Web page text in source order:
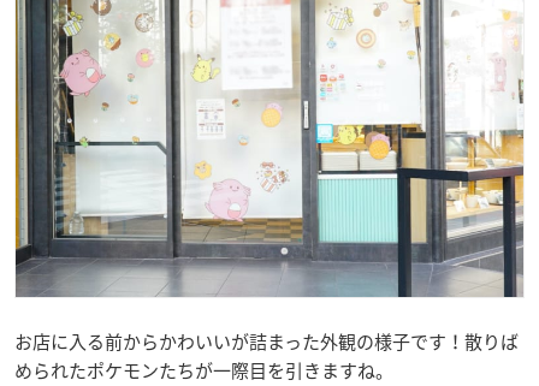
お店に入る前からかわいいが詰まった外観の様子です！散りば
められたポケモンたちが一際目を引きますね。